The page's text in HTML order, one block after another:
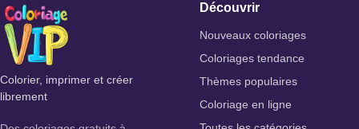
Colorier, imprimer et créer
librement
Découvrir
Nouveaux coloriages
Coloriages tendance
Thèmes populaires
Coloriage en ligne